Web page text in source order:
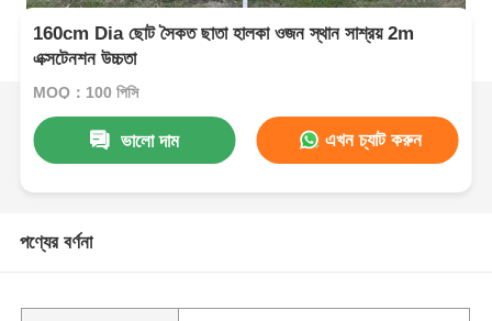
160cm Dia ছোট সৈকত ছাতা হালকা ওজন স্থান সাশ্রয় 2m
এক্সটেনশন উচ্চতা
MOQ：100 পিসি
ভালো দাম এখন চ্যাট করুন
পণ্যের বর্ণনা